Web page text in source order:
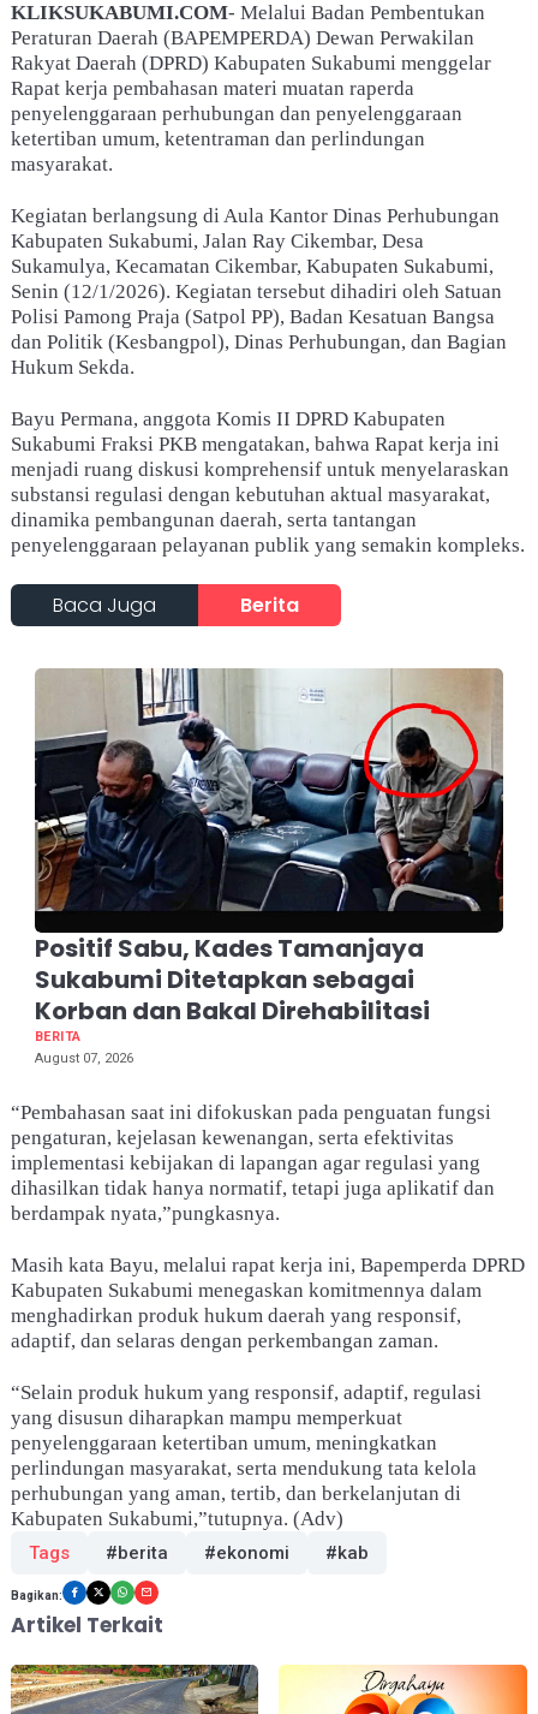
KLIKSUKABUMI.COM- Melalui Badan Pembentukan
Peraturan Daerah (BAPEMPERDA) Dewan Perwakilan
Rakyat Daerah (DPRD) Kabupaten Sukabumi menggelar
Rapat kerja pembahasan materi muatan raperda
penyelenggaraan perhubungan dan penyelenggaraan
ketertiban umum, ketentraman dan perlindungan
masyarakat.
Kegiatan berlangsung di Aula Kantor Dinas Perhubungan
Kabupaten Sukabumi, Jalan Ray Cikembar, Desa
Sukamulya, Kecamatan Cikembar, Kabupaten Sukabumi,
Senin (12/1/2026). Kegiatan tersebut dihadiri oleh Satuan
Polisi Pamong Praja (Satpol PP), Badan Kesatuan Bangsa
dan Politik (Kesbangpol), Dinas Perhubungan, dan Bagian
Hukum Sekda.
Bayu Permana, anggota Komis II DPRD Kabupaten
Sukabumi Fraksi PKB mengatakan, bahwa Rapat kerja ini
menjadi ruang diskusi komprehensif untuk menyelaraskan
substansi regulasi dengan kebutuhan aktual masyarakat,
dinamika pembangunan daerah, serta tantangan
penyelenggaraan pelayanan publik yang semakin kompleks.
Baca Juga Berita
Positif Sabu, Kades Tamanjaya
Sukabumi Ditetapkan sebagai
Korban dan Bakal Direhabilitasi
BERITA
August 07, 2026
“Pembahasan saat ini difokuskan pada penguatan fungsi
pengaturan, kejelasan kewenangan, serta efektivitas
implementasi kebijakan di lapangan agar regulasi yang
dihasilkan tidak hanya normatif, tetapi juga aplikatif dan
berdampak nyata,”pungkasnya.
Masih kata Bayu, melalui rapat kerja ini, Bapemperda DPRD
Kabupaten Sukabumi menegaskan komitmennya dalam
menghadirkan produk hukum daerah yang responsif,
adaptif, dan selaras dengan perkembangan zaman.
“Selain produk hukum yang responsif, adaptif, regulasi
yang disusun diharapkan mampu memperkuat
penyelenggaraan ketertiban umum, meningkatkan
perlindungan masyarakat, serta mendukung tata kelola
perhubungan yang aman, tertib, dan berkelanjutan di
Kabupaten Sukabumi,”tutupnya. (Adv)
Tags #berita #ekonomi #kab
Bagikan:
Artikel Terkait